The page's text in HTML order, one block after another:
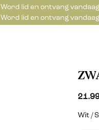
Word lid en ontvang
Word lid en ontvang
Wit /